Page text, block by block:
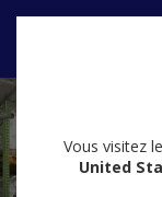
Vous visitez
United